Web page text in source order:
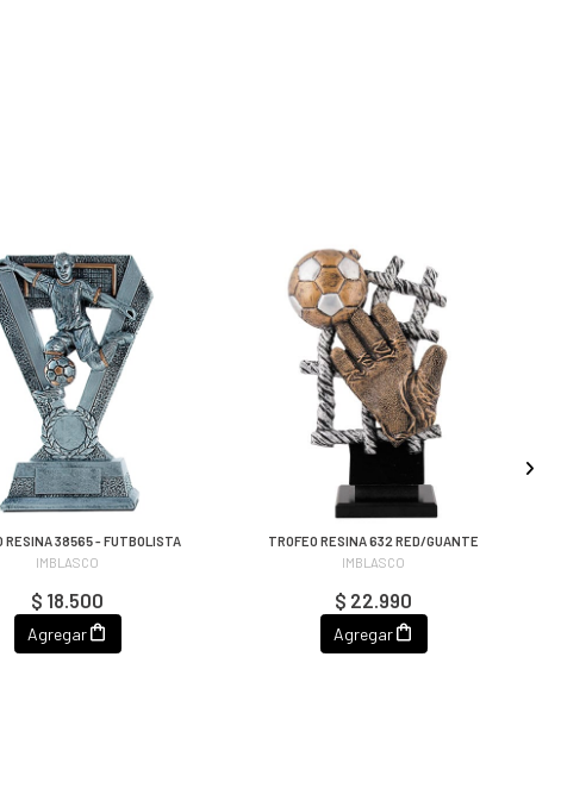
RESINA 38565 - FUTBOLISTA
IMBLASCO
$ 18.500
Agregar
TROFEO RESINA 632 RED/GUANTE
IMBLASCO
$ 22.990
Agregar